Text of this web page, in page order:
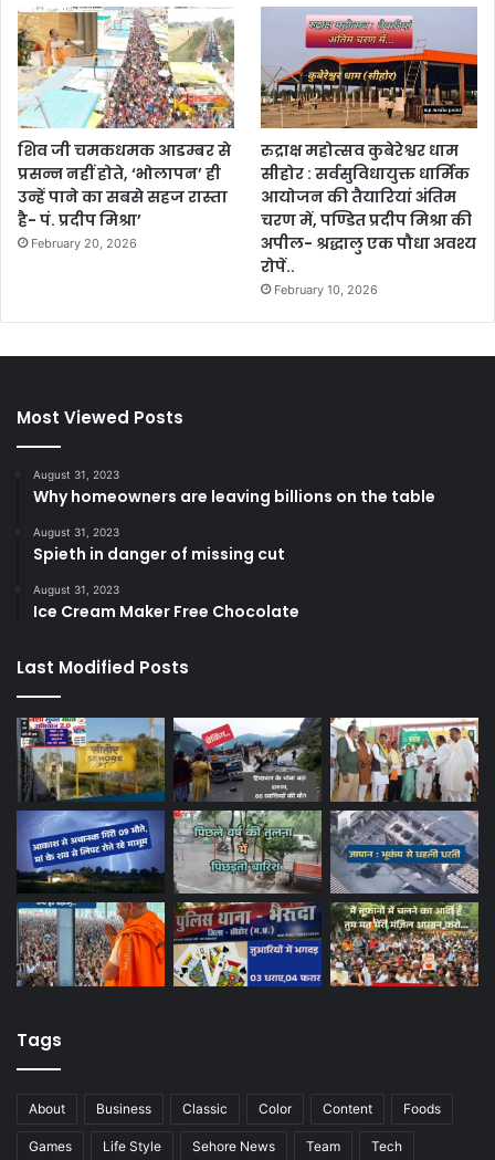
शिव जी चमकधमक आडम्बर से
प्रसन्न नहीं होते, ‘भोलापन’ ही
उन्हें पाने का सबसे सहज रास्ता
है- पं. प्रदीप मिश्रा’
February 20, 2026
रुद्राक्ष महोत्सव कुबेरेश्वर धाम
सीहोर : सर्वसुविधायुक्त धार्मिक
आयोजन की तैयारियां अंतिम
चरण में, पण्डित प्रदीप मिश्रा की
अपील- श्रद्धालु एक पौधा अवश्य
रोपें..
February 10, 2026
Most Viewed Posts
August 31, 2023
Why homeowners are leaving billions on the table
August 31, 2023
Spieth in danger of missing cut
August 31, 2023
Ice Cream Maker Free Chocolate
Last Modified Posts
Tags
About Business Classic Color Content Foods
Games Life Style Sehore News Team Tech